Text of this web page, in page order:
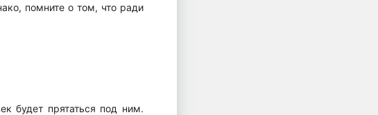
помните о том, что ради
будет прятаться под ним.